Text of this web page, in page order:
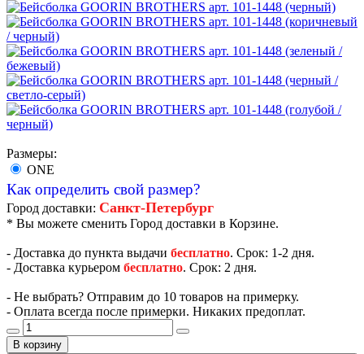
Размеры:
ONE
Как определить свой размер?
Город доставки: Санкт-Петербург
* Вы можете сменить Город доставки в Корзине.
- Доставка до пункта выдачи бесплатно. Срок: 1-2 дня.
- Доставка курьером бесплатно. Срок: 2 дня.
- Не выбрать? Отправим до 10 товаров на примерку.
- Оплата всегда после примерки. Никаких предоплат.
В корзину